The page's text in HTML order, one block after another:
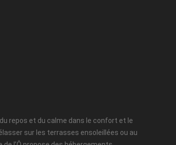
repos et du calme dans le confort et le
sur les terrasses ensoleillées ou au